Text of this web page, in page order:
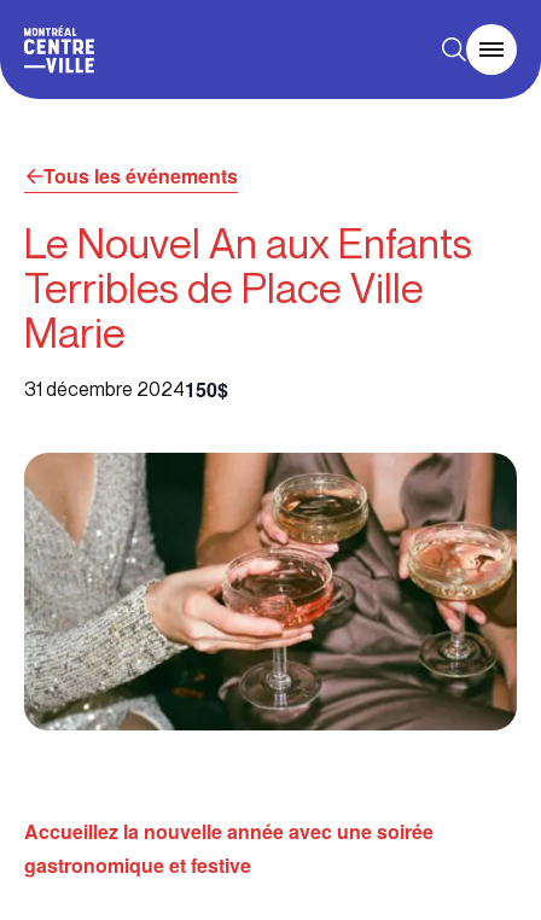
Tous les événements
Le Nouvel An aux Enfants
Terribles de Place Ville
Marie
31 décembre 2024150$
Accueillez la nouvelle année avec une soirée
gastronomique et festive